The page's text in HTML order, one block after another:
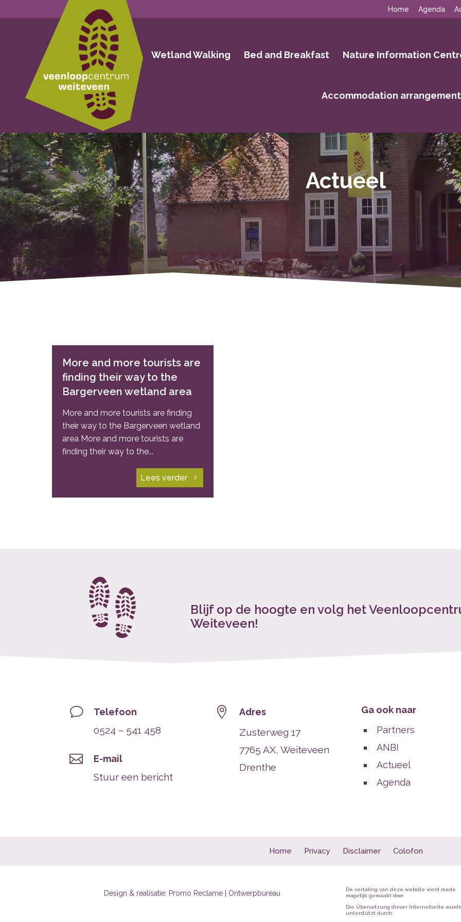
Home Agenda
Wetland Walking Bed and Breakfast Nature Information
Accommodation
Actueel
More and more tourists are
finding their way to the
Bargerveen wetland area
More and more tourists are finding
their way to the Bargerveen wetland
area More and more tourists are
finding their way to the...
Lees verder
Blijf op de hoogte en volg het
Weiteveen!
v Telefoon
0524 – 541 458
 E-mail
Stuur een bericht
 Adres
Zusterweg 17
7765 AX, Weiteveen
Drenthe
Ga ook naar
Partners
ANBI
Actueel
Agenda
Home Privacy Disclaimer Colofon
Design & realisatie: Promo Reclame | Ontwerpbureau
De vertaling van deze website werd mede
mogelijk gemaakt door:
Die Übersetzung dieser Internetseite
unterstützt durch: